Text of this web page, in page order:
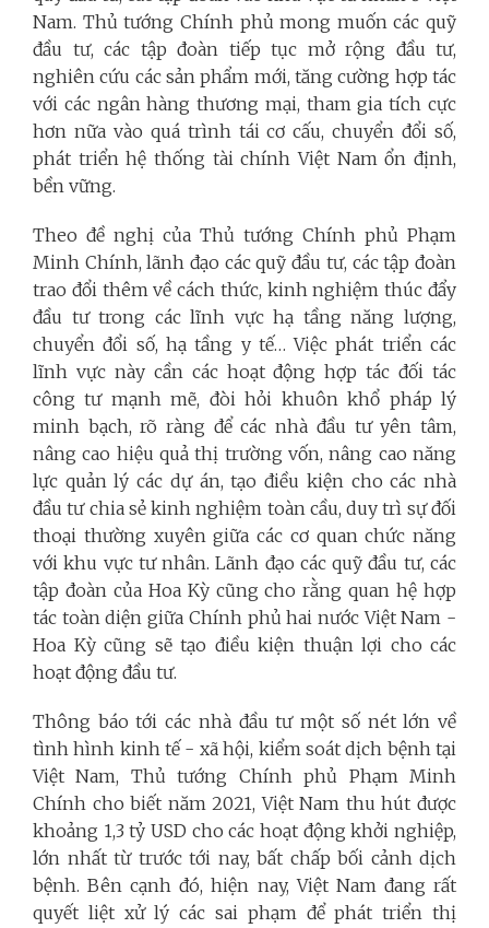
Nam. Thủ tướng Chính phủ mong muốn các quỹ
đầu tư, các tập đoàn tiếp tục mở rộng đầu tư,
nghiên cứu các sản phẩm mới, tăng cường hợp tác
với các ngân hàng thương mại, tham gia tích cực
hơn nữa vào quá trình tái cơ cấu, chuyển đổi số,
phát triển hệ thống tài chính Việt Nam ổn định,
bền vững.
Theo đề nghị của Thủ tướng Chính phủ Phạm
Minh Chính, lãnh đạo các quỹ đầu tư, các tập đoàn
trao đổi thêm về cách thức, kinh nghiệm thúc đẩy
đầu tư trong các lĩnh vực hạ tầng năng lượng,
chuyển đổi số, hạ tầng y tế… Việc phát triển các
lĩnh vực này cần các hoạt động hợp tác đối tác
công tư mạnh mẽ, đòi hỏi khuôn khổ pháp lý
minh bạch, rõ ràng để các nhà đầu tư yên tâm,
nâng cao hiệu quả thị trường vốn, nâng cao năng
lực quản lý các dự án, tạo điều kiện cho các nhà
đầu tư chia sẻ kinh nghiệm toàn cầu, duy trì sự đối
thoại thường xuyên giữa các cơ quan chức năng
với khu vực tư nhân. Lãnh đạo các quỹ đầu tư, các
tập đoàn của Hoa Kỳ cũng cho rằng quan hệ hợp
tác toàn diện giữa Chính phủ hai nước Việt Nam -
Hoa Kỳ cũng sẽ tạo điều kiện thuận lợi cho các
hoạt động đầu tư.
Thông báo tới các nhà đầu tư một số nét lớn về
tình hình kinh tế - xã hội, kiểm soát dịch bệnh tại
Việt Nam, Thủ tướng Chính phủ Phạm Minh
Chính cho biết năm 2021, Việt Nam thu hút được
khoảng 1,3 tỷ USD cho các hoạt động khởi nghiệp,
lớn nhất từ trước tới nay, bất chấp bối cảnh dịch
bệnh. Bên cạnh đó, hiện nay, Việt Nam đang rất
quyết liệt xử lý các sai phạm để phát triển thị